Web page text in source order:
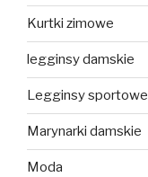
Kurtki zimowe
legginsy damskie
Legginsy sportowe
Marynarki damskie
Moda